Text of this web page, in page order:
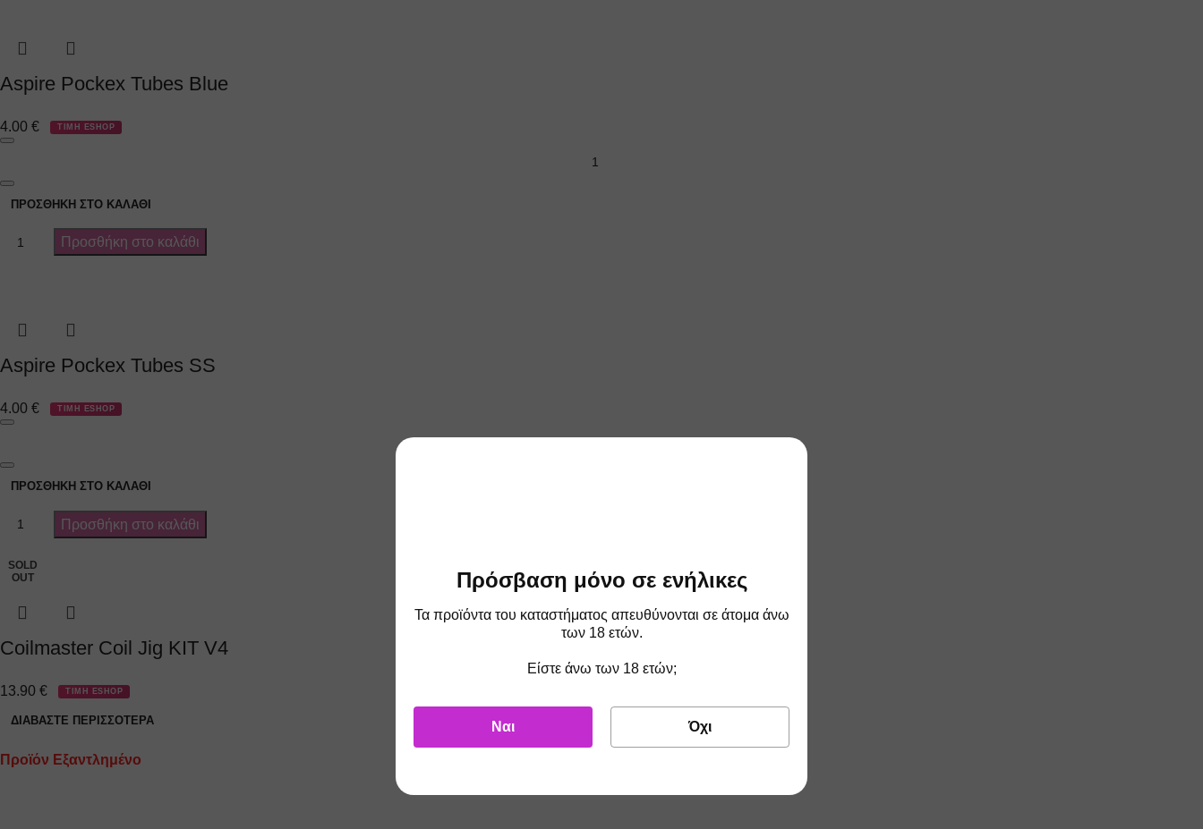
Πρόσβαση μόνο σε ενήλικες
Τα προϊόντα του καταστήματος απευθύνονται σε άτομα άνω
των 18 ετών.
Είστε άνω των 18 ετών;
Ναι Όχι
Aspire Pockex Tubes Blue
4.00 € ΤΙΜΗ ESHOP
ΠΡΟΣΘΉΚΗ ΣΤΟ ΚΑΛΆΘΙ
Προσθήκη στο καλάθι
Aspire Pockex Tubes SS
4.00 € ΤΙΜΗ ESHOP
ΠΡΟΣΘΉΚΗ ΣΤΟ ΚΑΛΆΘΙ
Προσθήκη στο καλάθι
SOLD
OUT
Coilmaster Coil Jig KIT V4
13.90 € ΤΙΜΗ ESHOP
ΔΙΑΒΆΣΤΕ ΠΕΡΙΣΣΌΤΕΡΑ
Προϊόν Εξαντλημένο